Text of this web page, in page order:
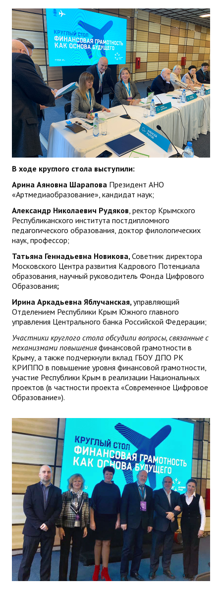
В ходе круглого стола выступили:
Арина Аяновна Шарапова Президент АНО
«Артмедиаобразование», кандидат наук;
Александр Николаевич Рудяков, ректор Крымского
Республиканского института постдипломного
педагогического образования, доктор филологических
наук, профессор;
Татьяна Геннадьевна Новикова,Советник директора
Московского Центра развития Кадрового Потенциала
образования, научный руководитель Фонда Цифрового
Образования;
Ирина Аркадьевна Яблучанская,управляющий
Отделением Республики Крым Южного главного
управления Центрального банка Российской Федерации;
Участники круглого стола обсудили вопросы, связанные с
механизмами повышенияфинансовой грамотности в
Крыму, а также подчеркнули вклад ГБОУ ДПО РК
КРИППО в повышение уровня финансовой грамотности,
участие Республики Крым в реализации Национальных
проектов (в частности проекта «Современное Цифровое
Образование»).